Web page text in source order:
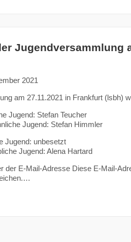
Jugendversammlung
2021
am 27.11.2021 in Frankfurt (lsbh)
Jugend: Stefan Teucher
Jugend: Stefan Himmler
Jugend: unbesetzt
Jugend: Alena Hartard
der E-Mail-Adresse Diese E-Mail-